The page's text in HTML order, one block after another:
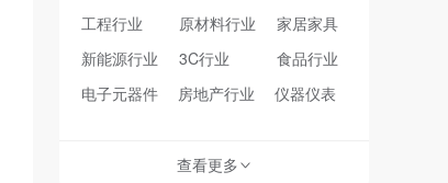
工程行业
原材料行业
家居家具
新能源行业
3C行业
食品行业
电子元器件
房地产行业 仪器仪表
查看更多>